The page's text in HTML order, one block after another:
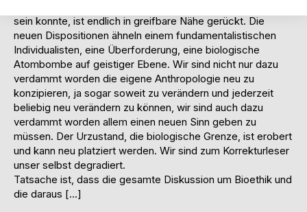
sein konnte, ist endlich in greifbare Nähe gerückt. Die
neuen Dispositionen ähneln einem fundamentalistischen
Individualisten, eine Überforderung, eine biologische
Atombombe auf geistiger Ebene. Wir sind nicht nur dazu
verdammt worden die eigene Anthropologie neu zu
konzipieren, ja sogar soweit zu verändern und jederzeit
beliebig neu verändern zu können, wir sind auch dazu
verdammt worden allem einen neuen Sinn geben zu
müssen. Der Urzustand, die biologische Grenze, ist erobert
und kann neu platziert werden. Wir sind zum Korrekturleser
unser selbst degradiert.
Tatsache ist, dass die gesamte Diskussion um Bioethik und
die daraus […]